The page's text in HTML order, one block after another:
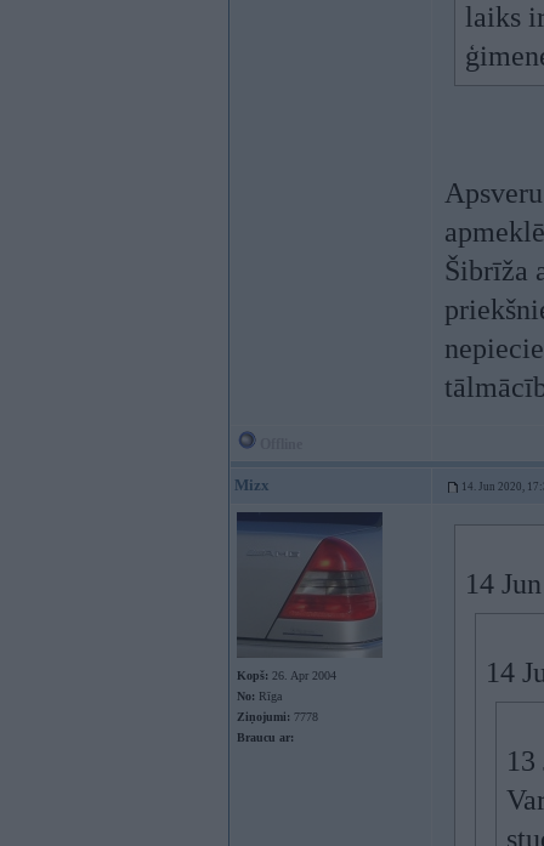
laiks
Šibrīža
Mizx 14. Jun 2020,
Kopš: 26. Apr 2004
No: Rīga
Ziņojumi: 7778
Braucu ar:
14
14